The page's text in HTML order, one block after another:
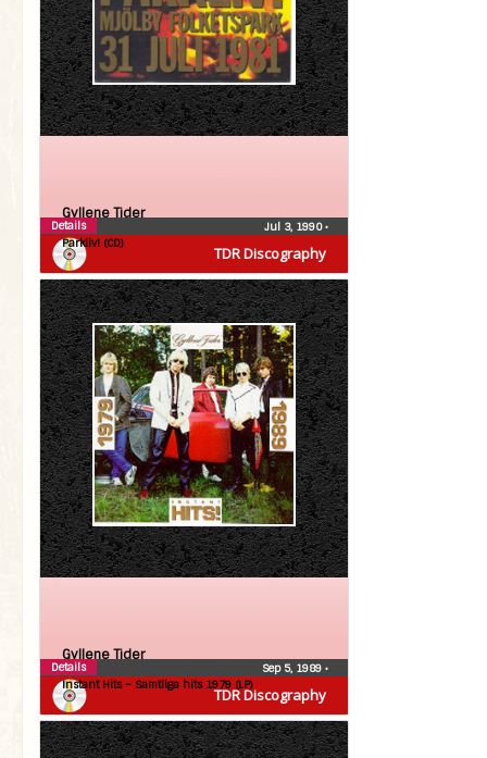
TDR Discography
Gyllene Tider
Parkliv! (CD)
Jul 3, 1990•
Details
TDR Discography
Gyllene Tider
Instant Hits – Samtliga hits 1979 (LP)
Sep 5, 1989 •
Details